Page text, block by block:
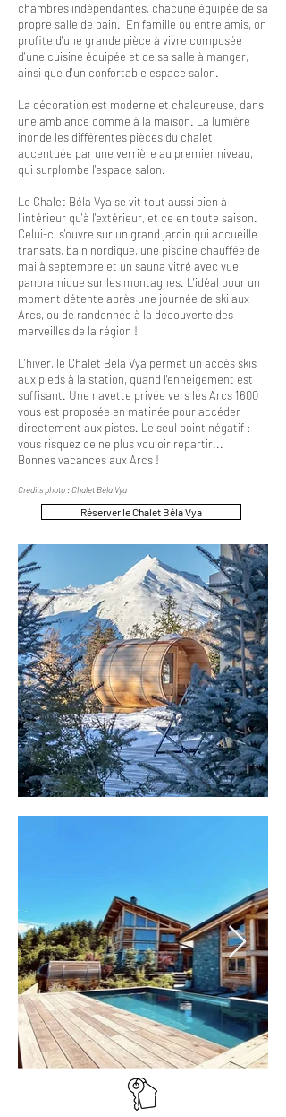
chambres indépendantes, chacune équipée de sa
propre salle de bain. En famille ou entre amis, on
profite d'une grande pièce à vivre composée
d'une cuisine équipée et de sa salle à manger,
ainsi que d'un confortable espace salon.
La décoration est moderne et chaleureuse, dans
une ambiance comme à la maison. La lumière
inonde les différentes pièces du chalet,
accentuée par une verrière au premier niveau,
qui surplombe l'espace salon.
Le Chalet Béla Vya se vit tout aussi bien à
l'intérieur qu'à l'extérieur, et ce en toute saison.
Celui-ci s'ouvre sur un grand jardin qui accueille
transats, bain nordique, une piscine chauffée de
mai à septembre et un sauna vitré avec vue
panoramique sur les montagnes. L'idéal pour un
moment détente après une journée de ski aux
Arcs, ou de randonnée à la découverte des
merveilles de la région !
L'hiver, le Chalet Béla Vya permet un accès skis
aux pieds à la station, quand l'enneigement est
suffisant. Une navette privée vers les Arcs 1600
vous est proposée en matinée pour accéder
directement aux pistes. Le seul point négatif :
vous risquez de ne plus vouloir repartir...
Bonnes vacances aux Arcs !
Crédits photo : Chalet Béla Vya
Réserver le Chalet Béla Vya